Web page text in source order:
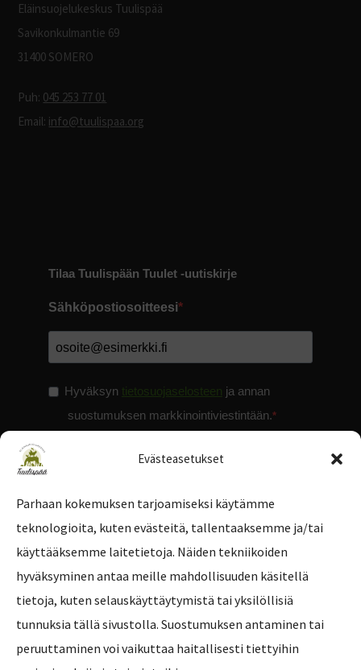
Evästeasetukset
Parhaan kokemuksen tarjoamiseksi käytämme
teknologioita, kuten evästeitä, tallentaaksemme ja/tai
käyttääksemme laitetietoja. Näiden tekniikoiden
hyväksyminen antaa meille mahdollisuuden käsitellä
tietoja, kuten selauskäyttäytymistä tai yksilöllisiä
tunnuksia tällä sivustolla. Suostumuksen antaminen tai
peruuttaminen voi vaikuttaa haitallisesti tiettyihin
Eläinsuojelukeskus Tuulispää
Savikonkulmantie 69
31400 SOMERO
Puh: 045 253 77 01
Email: info@tuulispaa.org
Tilaa Tuulispään Tuulet -uutiskirje
Sähköpostiosoitteesi
Hyväksyn tietosuojaselosteen ja annan
suostumuksen markkinointiviestintään.
Tilaa uutiskirje